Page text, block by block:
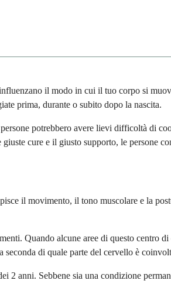
il modo in cui il tuo corpo si
prima, durante o subito dopo la nascita.
potrebbero avere lievi difficoltà di
cure e il giusto supporto, le persone
il movimento, il tono muscolare e la
Quando alcune aree di questo centro
di quale parte del cervello è
2 anni. Sebbene sia una condizione